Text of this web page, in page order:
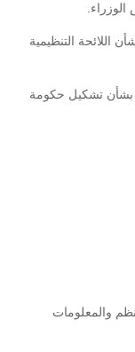
القرار الجمهوري رقم (160) لسنة 2008 بشأن اللائحة التنظيمية
الجمهوري رقم (184) لسنة 2011م بشأن تشكيل حكومة
والمعلومات